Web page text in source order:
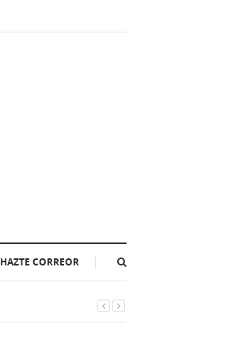
HAZTE CORREOR